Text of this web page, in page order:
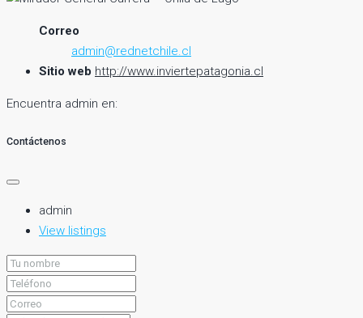
Correo
admin@rednetchile.cl
Sitio web http://www.inviertepatagonia.cl
Encuentra admin en:
Contáctenos
admin
View listings